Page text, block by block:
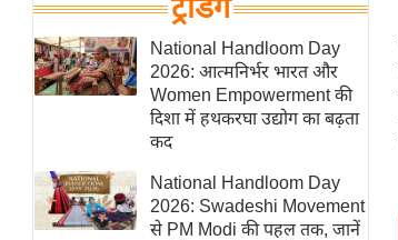
साहित्य जगत
ऑटो वर्ल्ड
न्यूज ब्रीफ
मनोरंजन जगत
बॉलीवुड
हॉलीवुड
फिल्म समीक्षा
ट्रेंडिंग
National Handloom Day
2026: आत्मनिर्भर भारत और
Women Empowerment की
दिशा में हथकरघा उद्योग का बढ़ता
कद
National Handloom Day
2026: Swadeshi Movement
से PM Modi की पहल तक, जानें